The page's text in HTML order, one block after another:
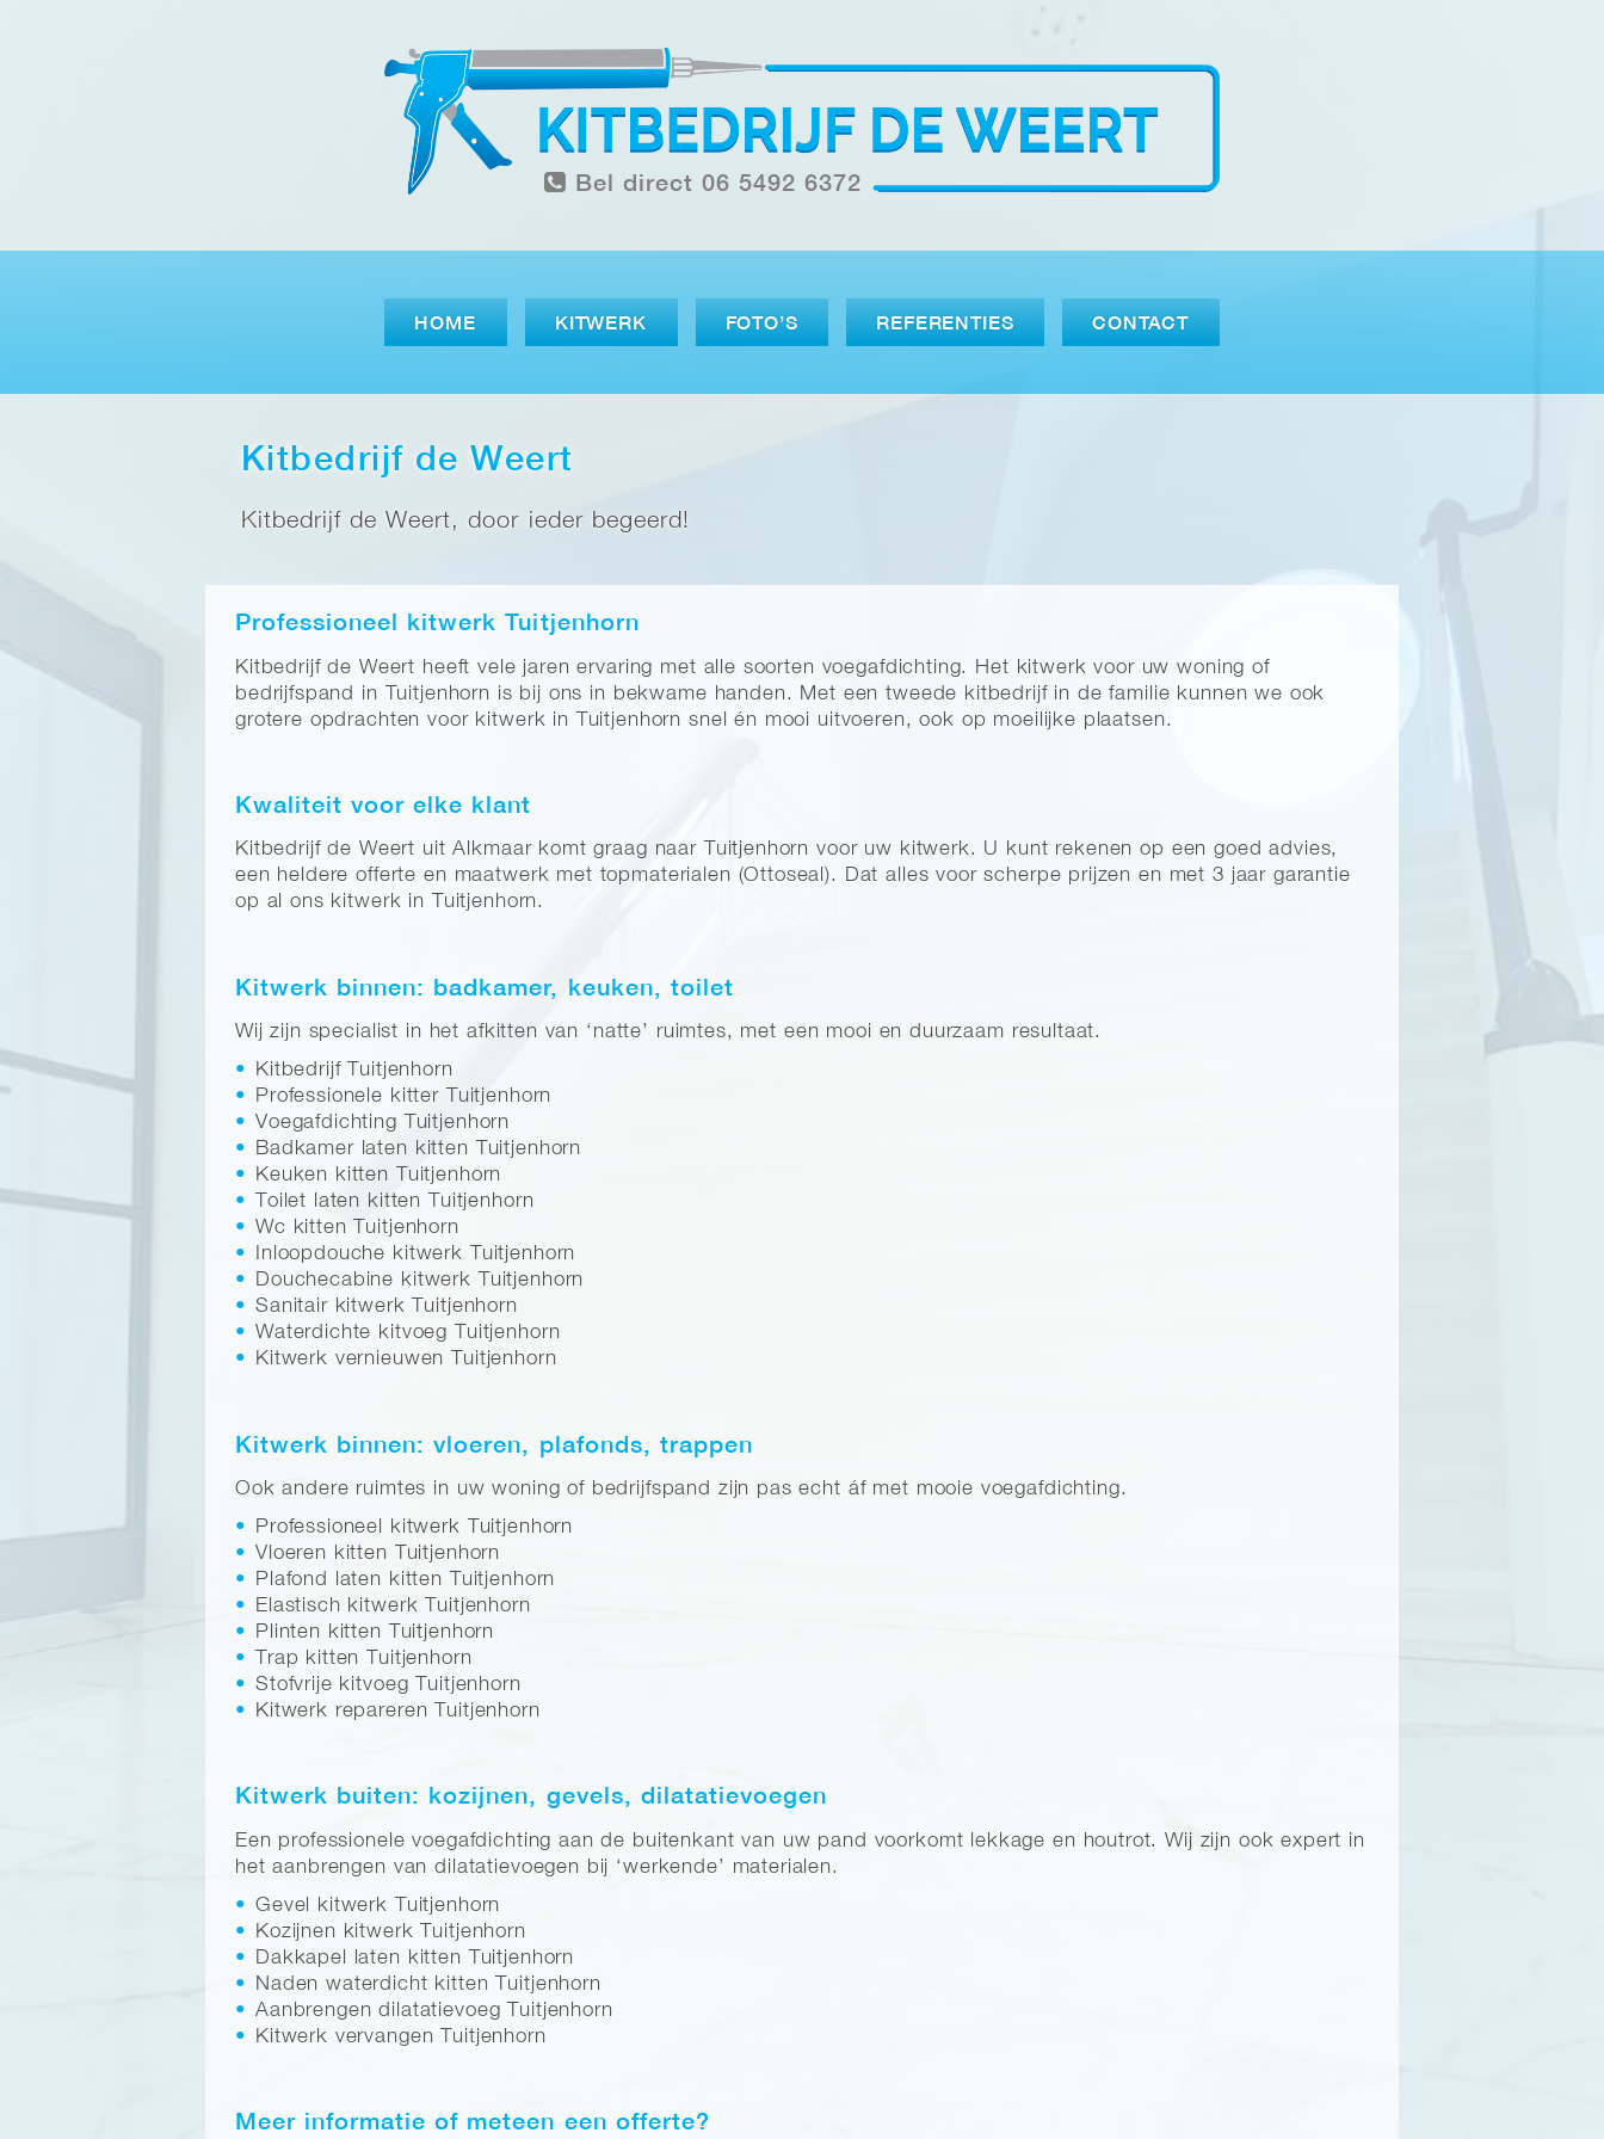
Bel direct 06 5492 6372
HOME KITWERK FOTO’S REFERENTIES CONTACT
Kitbedrijf de Weert
Kitbedrijf de Weert, door ieder begeerd!
Professioneel kitwerk Tuitjenhorn
Kitbedrijf de Weert heeft vele jaren ervaring met alle soorten voegafdichting. Het kitwerk voor uw woning of
bedrijfspand in Tuitjenhorn is bij ons in bekwame handen. Met een tweede kitbedrijf in de familie kunnen we ook
grotere opdrachten voor kitwerk in Tuitjenhorn snel én mooi uitvoeren, ook op moeilijke plaatsen.
Kwaliteit voor elke klant
Kitbedrijf de Weert uit Alkmaar komt graag naar Tuitjenhorn voor uw kitwerk. U kunt rekenen op een goed advies,
een heldere offerte en maatwerk met topmaterialen (Ottoseal). Dat alles voor scherpe prijzen en met 3 jaar garantie
op al ons kitwerk in Tuitjenhorn.
Kitwerk binnen: badkamer, keuken, toilet
Wij zijn specialist in het afkitten van ‘natte’ ruimtes, met een mooi en duurzaam resultaat.
Kitbedrijf Tuitjenhorn
Professionele kitter Tuitjenhorn
Voegafdichting Tuitjenhorn
Badkamer laten kitten Tuitjenhorn
Keuken kitten Tuitjenhorn
Toilet laten kitten Tuitjenhorn
Wc kitten Tuitjenhorn
Inloopdouche kitwerk Tuitjenhorn
Douchecabine kitwerk Tuitjenhorn
Sanitair kitwerk Tuitjenhorn
Waterdichte kitvoeg Tuitjenhorn
Kitwerk vernieuwen Tuitjenhorn
Kitwerk binnen: vloeren, plafonds, trappen
Ook andere ruimtes in uw woning of bedrijfspand zijn pas echt áf met mooie voegafdichting.
Professioneel kitwerk Tuitjenhorn
Vloeren kitten Tuitjenhorn
Plafond laten kitten Tuitjenhorn
Elastisch kitwerk Tuitjenhorn
Plinten kitten Tuitjenhorn
Trap kitten Tuitjenhorn
Stofvrije kitvoeg Tuitjenhorn
Kitwerk repareren Tuitjenhorn
Kitwerk buiten: kozijnen, gevels, dilatatievoegen
Een professionele voegafdichting aan de buitenkant van uw pand voorkomt lekkage en houtrot. Wij zijn ook expert in
het aanbrengen van dilatatievoegen bij ‘werkende’ materialen.
Gevel kitwerk Tuitjenhorn
Kozijnen kitwerk Tuitjenhorn
Dakkapel laten kitten Tuitjenhorn
Naden waterdicht kitten Tuitjenhorn
Aanbrengen dilatatievoeg Tuitjenhorn
Kitwerk vervangen Tuitjenhorn
Meer informatie of meteen een offerte?